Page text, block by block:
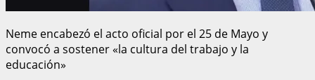
Neme encabezó el acto oficial por el 25 de Mayo y
convocó a sostener «la cultura del trabajo y la
educación»